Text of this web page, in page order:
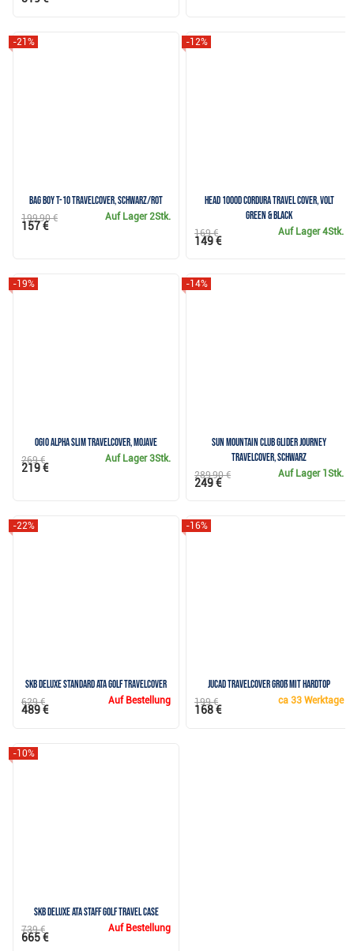
Bag Boy T-10 Travelcover, schwarz/rot
-21%
Auf Lager 2Stk.
199,90 €
157 €
HEAD 1000D Cordura travel cover, volt
green & black
-12%
Auf Lager4Stk.
169 €
149 €
Ogio Alpha Slim Travelcover, mojave
-19%
Auf Lager3Stk.
269 €
219 €
Sun Mountain Club Glider Journey
Travelcover, schwarz
-14%
Auf Lager 1Stk.
289,90 €
249 €
SKB Deluxe Standard ATA Golf Travelcover
-22%
Auf Bestellung
629 €
489 €
JuCad Travelcover groß mit Hardtop
-16%
ca33 Werktage
199 €
168 €
SKB Deluxe ATA Staff Golf Travel Case
-10%
Auf Bestellung
739 €
665 €